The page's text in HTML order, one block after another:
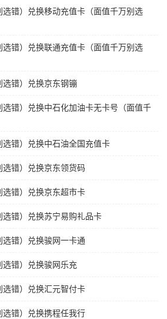
错）兑换移动充值卡（面值千万别选
错）兑换联通充值卡（面值千万别选
错）兑换京东钢镚
错）兑换中石化加油卡无卡号（面值千
错）兑换中石油全国充值卡
错）兑换京东领货码
错）兑换京东超市卡
错）兑换苏宁易购礼品卡
错）兑换骏网一卡通
错）兑换骏网乐充
错）兑换汇元智付卡
错）兑换携程任我行